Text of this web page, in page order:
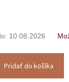
10.08.2026
Pridať do košíka